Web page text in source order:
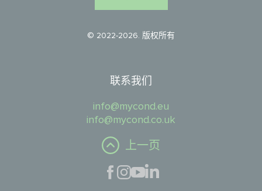
© 2022-2026. 版权所有
联系我们
info@mycond.eu
info@mycond.co.uk
上一页